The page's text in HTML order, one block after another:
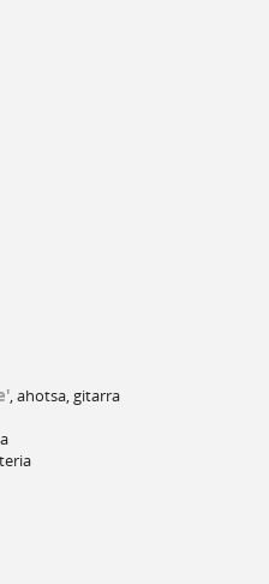
, ahotsa, gitarra